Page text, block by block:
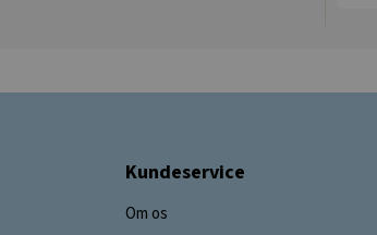
Kundeservice
Om os